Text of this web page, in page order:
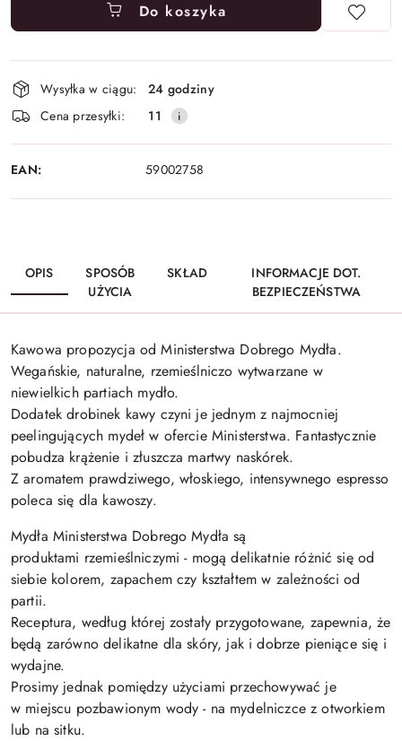
Do koszyka
Dostępność
i
dostawa
Wysyłka w ciągu:
24 godziny
Cena przesyłki:
11
EAN: 59002758
OPIS
SPOSÓB
UŻYCIA
SKŁAD
INFORMACJE DOT.
BEZPIECZEŃSTWA
Kawowa propozycja od Ministerstwa Dobrego Mydła.
Wegańskie, naturalne, rzemieślniczo wytwarzane w
niewielkich partiach mydło.
Dodatek drobinek kawy czyni je jednym z najmocniej
peelingujących mydeł w ofercie Ministerstwa. Fantastycznie
pobudza krążenie i złuszcza martwy naskórek.
Z aromatem prawdziwego, włoskiego, intensywnego espresso
poleca się dla kawoszy.
Mydła Ministerstwa Dobrego Mydła są
produktami rzemieślniczymi - mogą delikatnie różnić się od
siebie kolorem, zapachem czy kształtem w zależności od
partii.
Receptura, według której zostały przygotowane, zapewnia, że
będą zarówno delikatne dla skóry, jak i dobrze pieniące się i
wydajne.
Prosimy jednak pomiędzy użyciami przechowywać je
w miejscu pozbawionym wody - na mydelniczce z otworkiem
lub na sitku.